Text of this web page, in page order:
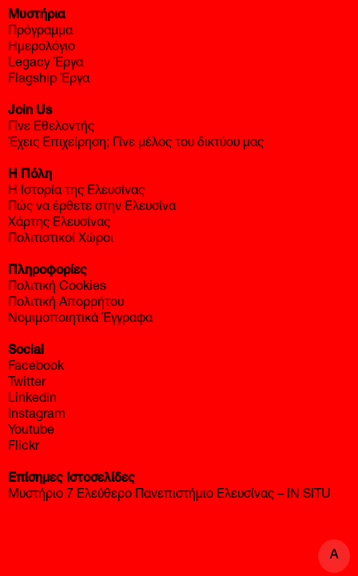
Μυστήρια
Πρόγραμμα
Ημερολόγιο
Legacy Έργα
Flagship Έργα
Join Us
Γίνε Εθελοντής
Έχεις Επιχείρηση; Γίνε μέλος του δικτύου μας
Η Πόλη
Η Ιστορία της Ελευσίνας
Πώς να έρθετε στην Ελευσίνα
Χάρτης Ελευσίνας
Πολιτιστικοί Χώροι
Πληροφορίες
Πολιτική Cookies
Πολιτική Απορρήτου
Νομιμοποιητικά Έγγραφα
Social
Facebook
Twitter
Linkedin
Instagram
Youtube
Flickr
A
Επίσημες Ιστοσελίδες
Μυστήριο 7 Ελεύθερο Πανεπιστήμιο Ελευσίνας – IN SITU
A